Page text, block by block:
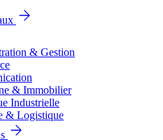
& Gestion
& Immobilier
Industrielle
& Logistique